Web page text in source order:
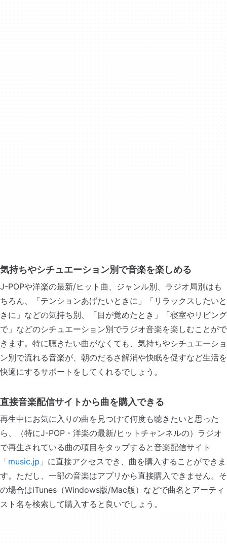
気持ちやシチュエーション別で音楽を楽しめる
J-POPや洋楽の最新/ヒット曲、ジャンル別、ラジオ局別はも
ちろん、「テンションあげたいときに」「リラックスしたいと
きに」などの気持ち別、「目が覚めたとき」「寝室やリビング
で」などのシチュエーション別でラジオ音楽を楽しむことがで
きます。特に聴きたい曲がなくても、気持ちやシチュエーショ
ン別で流れる音楽が、朝のだるさ解消や快眠を促すなど生活を
快適にするサポートをしてくれるでしょう。
直接音楽配信サイトから曲を購入できる
再生中にお気に入りの曲を見つけて何度も聴きたいと思った
ら、（特にJ-POP・洋楽の最新/ヒットチャンネルの）ラジオ
で再生されている曲の項目をタップすると音楽配信サイト
「music.jp 」に直接アクセスでき、曲を購入することができま
す。ただし、一部の音楽はアプリから直接購入できません。そ
の場合はiTunes（Windows版/Mac版）などで曲名とアーティ
スト名を検索して購入すると良いでしょう。